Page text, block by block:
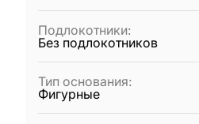
Подлокотники:
Без подлокотников
Тип основания:
Фигурные